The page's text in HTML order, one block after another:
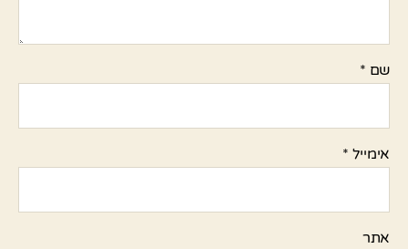
שם *
אימייל *
אתר